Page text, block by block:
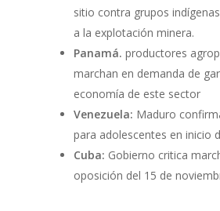
sitio contra grupos
a la explotación minera.
Panamá. productores
marchan en demanda de
economía de este sector
Venezuela: Maduro
para adolescentes en inicio
Cuba: Gobierno critica
oposición del 15 de